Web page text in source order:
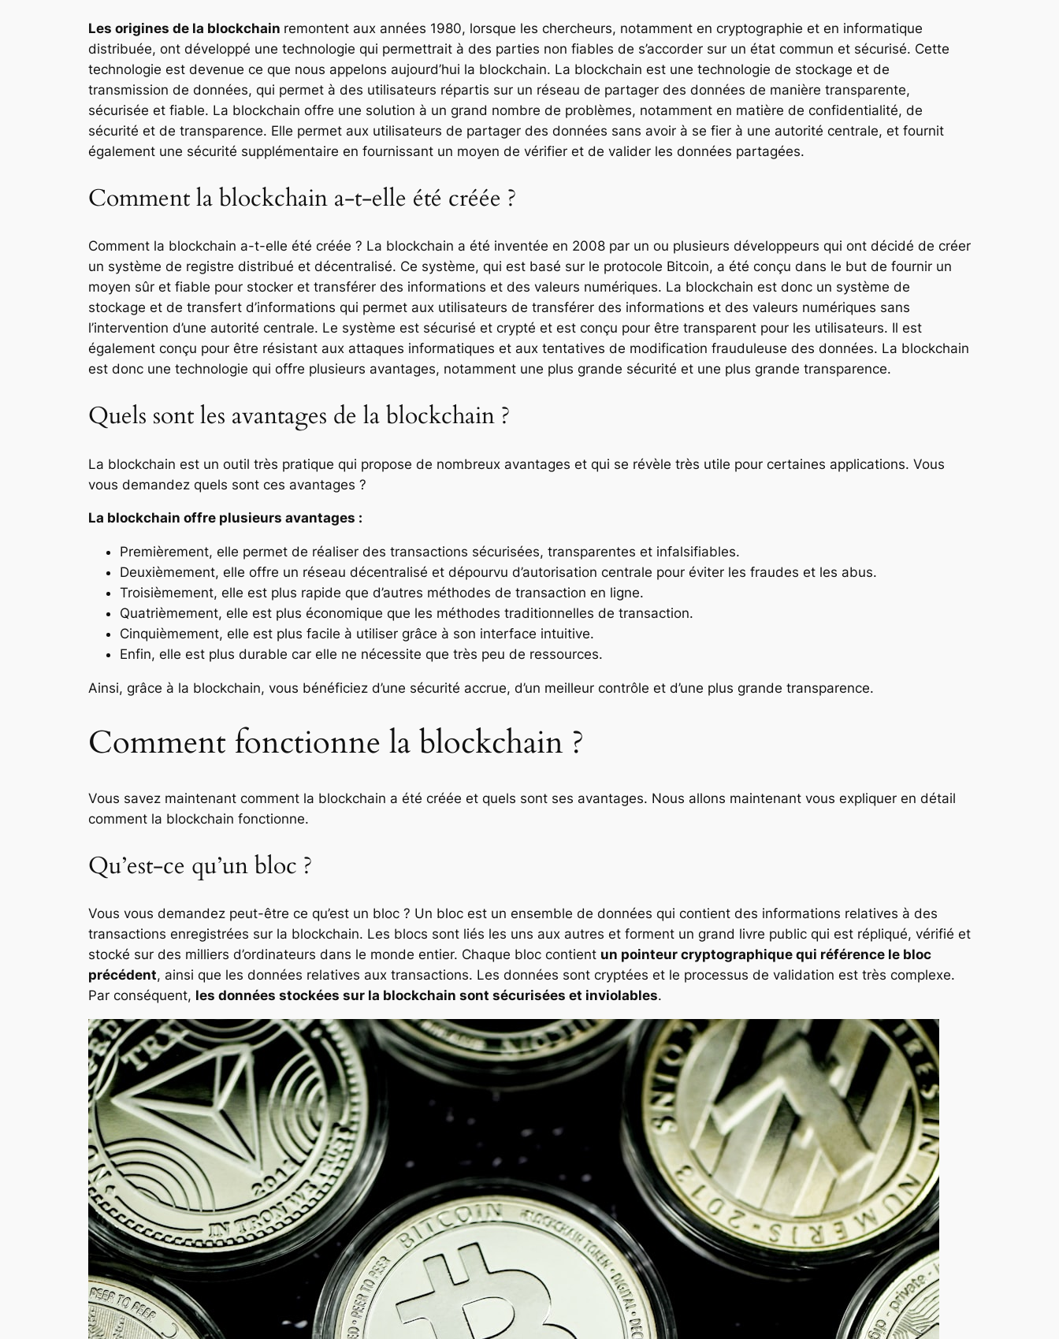
Les origines de la blockchain remontent aux années 1980, lorsque les chercheurs, notamment en cryptographie et en informatique
distribuée, ont développé une technologie qui permettrait à des parties non fiables de s’accorder sur un état commun et sécurisé. Cette
technologie est devenue ce que nous appelons aujourd’hui la blockchain. La blockchain est une technologie de stockage et de
transmission de données, qui permet à des utilisateurs répartis sur un réseau de partager des données de manière transparente,
sécurisée et fiable. La blockchain offre une solution à un grand nombre de problèmes, notamment en matière de confidentialité, de
sécurité et de transparence. Elle permet aux utilisateurs de partager des données sans avoir à se fier à une autorité centrale, et fournit
également une sécurité supplémentaire en fournissant un moyen de vérifier et de valider les données partagées.
Comment la blockchain a-t-elle été créée ?
Comment la blockchain a-t-elle été créée ? La blockchain a été inventée en 2008 par un ou plusieurs développeurs qui ont décidé de créer
un système de registre distribué et décentralisé. Ce système, qui est basé sur le protocole Bitcoin, a été conçu dans le but de fournir un
moyen sûr et fiable pour stocker et transférer des informations et des valeurs numériques. La blockchain est donc un système de
stockage et de transfert d’informations qui permet aux utilisateurs de transférer des informations et des valeurs numériques sans
l’intervention d’une autorité centrale. Le système est sécurisé et crypté et est conçu pour être transparent pour les utilisateurs. Il est
également conçu pour être résistant aux attaques informatiques et aux tentatives de modification frauduleuse des données. La blockchain
est donc une technologie qui offre plusieurs avantages, notamment une plus grande sécurité et une plus grande transparence.
Quels sont les avantages de la blockchain ?
La blockchain est un outil très pratique qui propose de nombreux avantages et qui se révèle très utile pour certaines applications. Vous
vous demandez quels sont ces avantages ?
La blockchain offre plusieurs avantages :
Premièrement, elle permet de réaliser des transactions sécurisées, transparentes et infalsifiables.
Deuxièmement, elle offre un réseau décentralisé et dépourvu d’autorisation centrale pour éviter les fraudes et les abus.
Troisièmement, elle est plus rapide que d’autres méthodes de transaction en ligne.
Quatrièmement, elle est plus économique que les méthodes traditionnelles de transaction.
Cinquièmement, elle est plus facile à utiliser grâce à son interface intuitive.
Enfin, elle est plus durable car elle ne nécessite que très peu de ressources.
Ainsi, grâce à la blockchain, vous bénéficiez d’une sécurité accrue, d’un meilleur contrôle et d’une plus grande transparence.
Comment fonctionne la blockchain ?
Vous savez maintenant comment la blockchain a été créée et quels sont ses avantages. Nous allons maintenant vous expliquer en détail
comment la blockchain fonctionne.
Qu’est-ce qu’un bloc ?
Vous vous demandez peut-être ce qu’est un bloc ? Un bloc est un ensemble de données qui contient des informations relatives à des
transactions enregistrées sur la blockchain. Les blocs sont liés les uns aux autres et forment un grand livre public qui est répliqué, vérifié et
stocké sur des milliers d’ordinateurs dans le monde entier. Chaque bloc contient un pointeur cryptographique qui référence le bloc
précédent, ainsi que les données relatives aux transactions. Les données sont cryptées et le processus de validation est très complexe.
Par conséquent, les données stockées sur la blockchain sont sécurisées et inviolables.